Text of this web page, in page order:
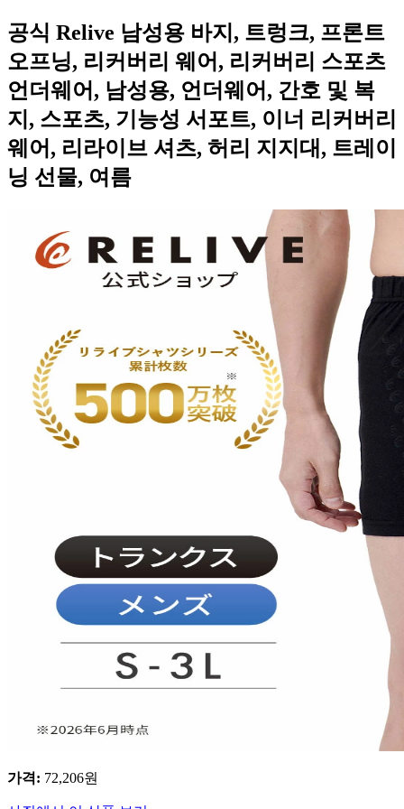
공식 Relive 남성용 바지, 트렁크, 프론트
오프닝, 리커버리 웨어, 리커버리 스포츠
언더웨어, 남성용, 언더웨어, 간호 및 복
지, 스포츠, 기능성 서포트, 이너 리커버리
웨어, 리라이브 셔츠, 허리 지지대, 트레이
닝 선물, 여름
가격: 72,206원